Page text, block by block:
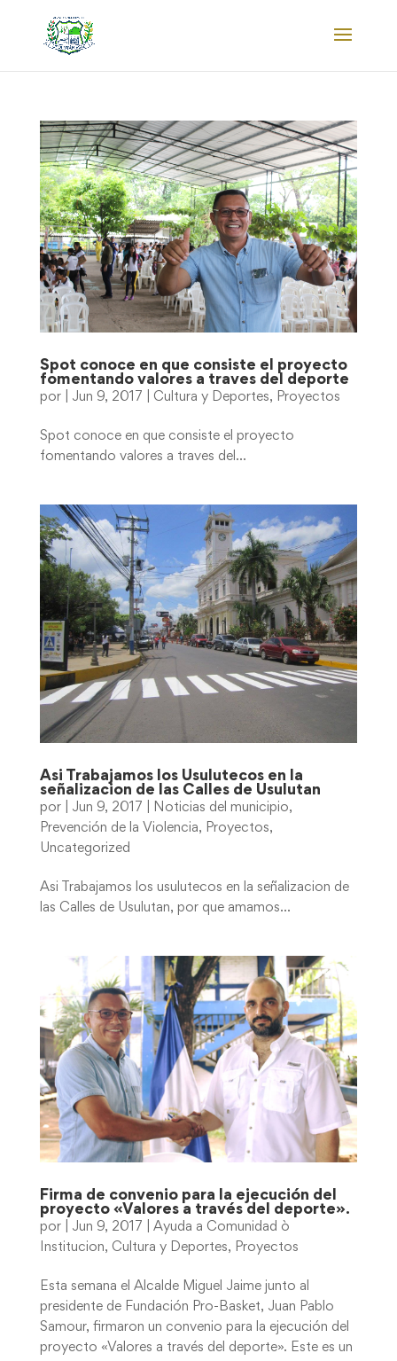
Spot conoce en que consiste el proyecto
fomentando valores a traves del deporte
por Jun 9, 2017 Cultura y Deportes, Proyectos
Spot conoce en que consiste el proyecto
fomentando valores a traves del...
Asi Trabajamos los Usulutecos en la
señalizacion de las Calles de Usulutan
por Jun 9, 2017 Noticias del municipio,
Prevención de la Violencia, Proyectos,
Uncategorized
Asi Trabajamos los usulutecos en la señalizacion de
las Calles de Usulutan, por que amamos...
Firma de convenio para la ejecución del
proyecto «Valores a través del deporte».
por Jun 9, 2017
Ayuda a Comunidad ò
Institucion, Cultura y Deportes, Proyectos
Esta semana el Alcalde Miguel Jaime junto al
presidente de Fundación Pro-Basket, Juan Pablo
Samour, firmaron un convenio para la ejecución del
proyecto «Valores a través del deporte». Este es un